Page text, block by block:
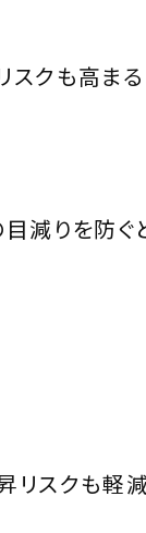
クも高ま
減りを防ぐ
リスクも軽